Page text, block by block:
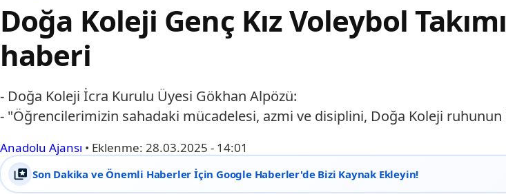
Doğa Koleji Genç Kız Voleybol
haberi
- Doğa Koleji İcra Kurulu Üyesi Gökhan Alpözü:
- "Öğrencilerimizin sahadaki mücadelesi, azmi ve disiplini, Doğa Koleji ruhunun
Anadolu Ajansı • Eklenme: 28.03.2025 - 14:01
Son Dakika ve Önemli Haberler İçin Google Haberler'de Bizi Kaynak Ekleyin!